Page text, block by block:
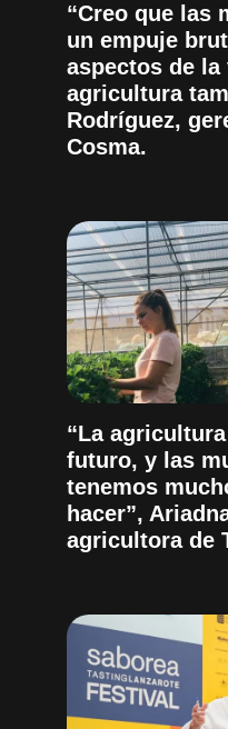
“Creo que las
un empuje
aspectos de la
agricultura
Rodríguez,
Cosma.
“La
futuro, y las
tenemos
hacer”,
agricultora de